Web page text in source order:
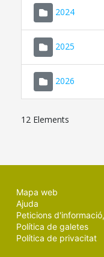
2024
2025
2026
12 Elements
Mapa web
Ajuda
Peticions
Política de galetes
Política de privacitat